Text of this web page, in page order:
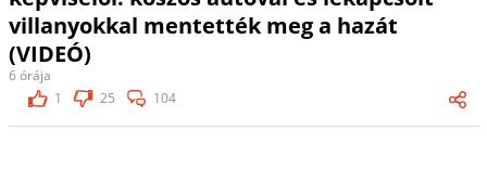
villanyokkal mentették meg a hazát
(VIDEÓ)
6 órája
1
25 104